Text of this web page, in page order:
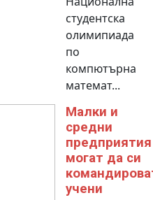
студентска
олимипиада
по
компютърна
математ...
Малки и
средни
предприятия
могат да си
учени